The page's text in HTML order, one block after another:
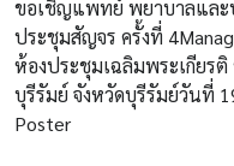
ขอเชิญแพทย์ พยาบาลและ
ประชุมสัญจร ครั้งที่
ห้องประชุมเฉลิมพระเกียร
บุรีรัมย์ จังหวัดบุรีรัมย์วันที่
Poster